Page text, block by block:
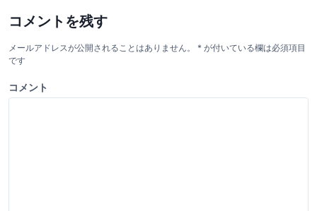
ョ
ン
コメントを残す
メールアドレスが公開されることはありません。 * が付いている欄は必須項目
です
コメント